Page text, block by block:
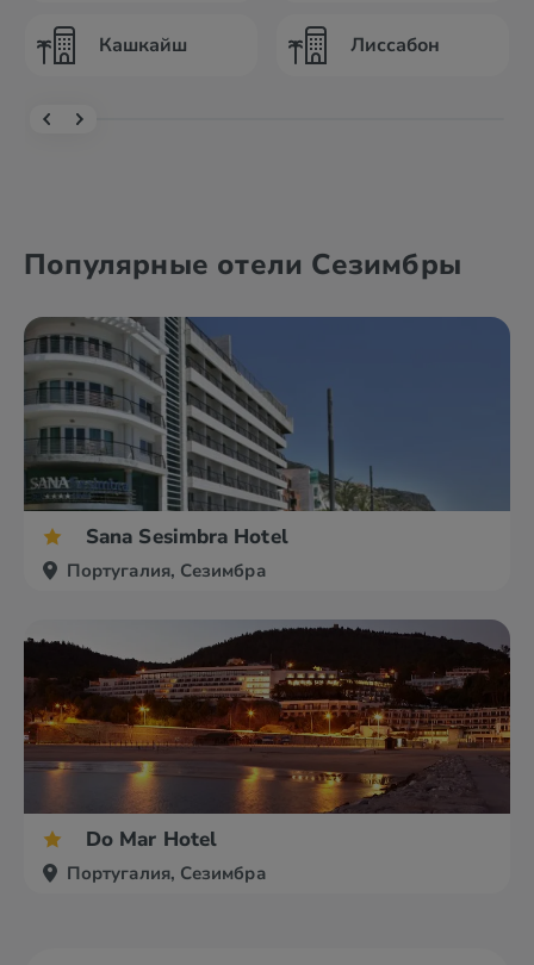
Кашкайш Лиссабон
Популярные отели Сезимбры
Sana Sesimbra Hotel
Португалия, Сезимбра
Do Mar Hotel
Португалия, Сезимбра